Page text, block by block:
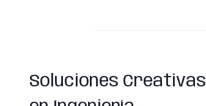
Soluciones Creativas